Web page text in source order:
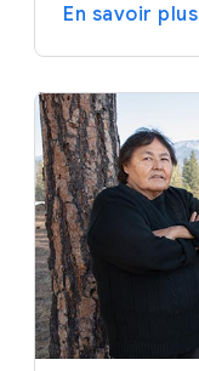
En savoir plus